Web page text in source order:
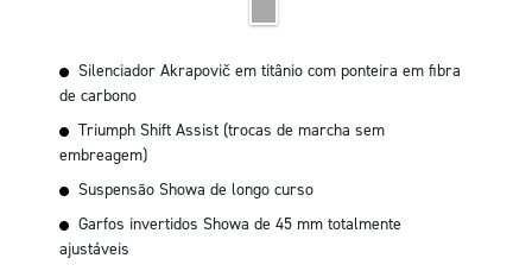
Silenciador Akrapovič em titânio com ponteira em fibra
de carbono
Triumph Shift Assist (trocas de marcha sem
embreagem)
Suspensão Showa de longo curso
Garfos invertidos Showa de 45 mm totalmente
ajustáveis